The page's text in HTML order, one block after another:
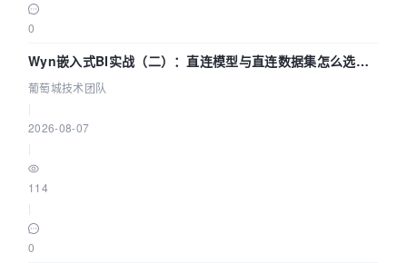
0
Wyn嵌入式BI实战（二）：直连模型与直连数据集怎么选，
参数为什么不生效？| 葡萄城技术团队
葡萄城技术团队
2026-08-07
114
0